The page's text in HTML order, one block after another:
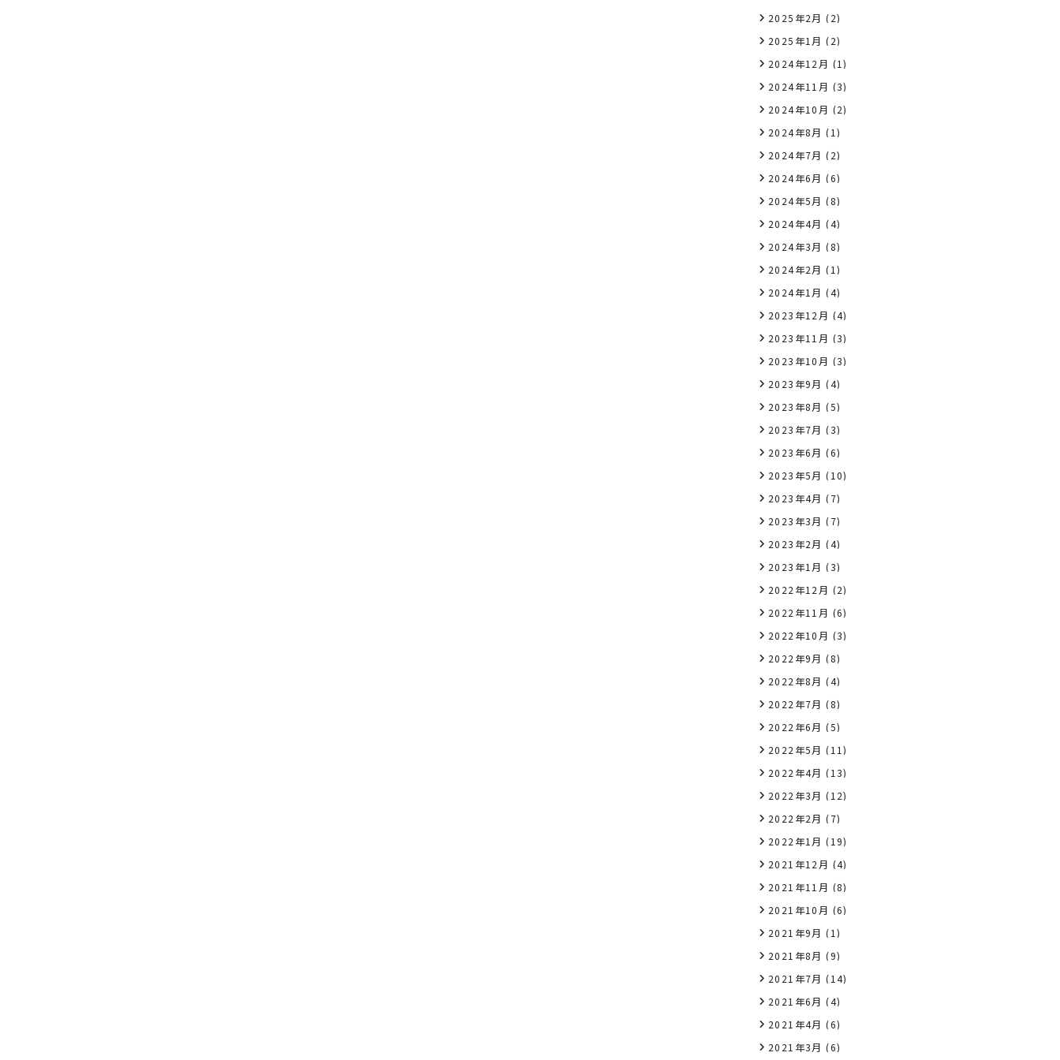
2025年2月 (2)
2025年1月 (2)
2024年12月 (1)
2024年11月 (3)
2024年10月 (2)
2024年8月 (1)
2024年7月 (2)
2024年6月 (6)
2024年5月 (8)
2024年4月 (4)
2024年3月 (8)
2024年2月 (1)
2024年1月 (4)
2023年12月 (4)
2023年11月 (3)
2023年10月 (3)
2023年9月 (4)
2023年8月 (5)
2023年7月 (3)
2023年6月 (6)
2023年5月 (10)
2023年4月 (7)
2023年3月 (7)
2023年2月 (4)
2023年1月 (3)
2022年12月 (2)
2022年11月 (6)
2022年10月 (3)
2022年9月 (8)
2022年8月 (4)
2022年7月 (8)
2022年6月 (5)
2022年5月 (11)
2022年4月 (13)
2022年3月 (12)
2022年2月 (7)
2022年1月 (19)
2021年12月 (4)
2021年11月 (8)
2021年10月 (6)
2021年9月 (1)
2021年8月 (9)
2021年7月 (14)
2021年6月 (4)
2021年4月 (6)
2021年3月 (6)